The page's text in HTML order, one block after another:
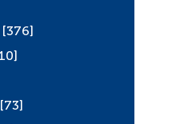
[376]
[73]